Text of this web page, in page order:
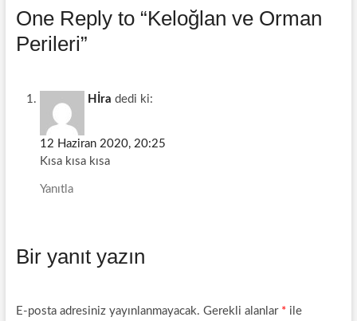
One Reply to “Keloğlan ve Orman
Perileri”
Hİra dedi ki:
12 Haziran 2020, 20:25
Kısa kısa kısa
Yanıtla
Bir yanıt yazın
E-posta adresiniz yayınlanmayacak. Gerekli alanlar *ile